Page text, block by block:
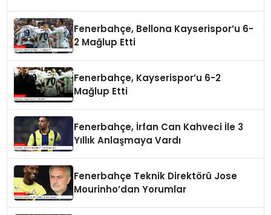
Fenerbahçe, Bellona Kayserispor’u 6-
2 Mağlup Etti
Fenerbahçe, Kayserispor’u 6-2
Mağlup Etti
Fenerbahçe, İrfan Can Kahveci İle 3
Yıllık Anlaşmaya Vardı
Fenerbahçe Teknik Direktörü Jose
Mourinho’dan Yorumlar